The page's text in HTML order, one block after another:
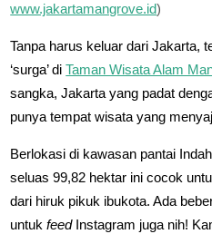
www.jakartamangrove.id)
Tanpa harus keluar dari Jakarta,
‘surga’ diTaman Wisata Alam
sangka, Jakarta yang padat
punya tempat wisata yang
Berlokasi di kawasan pantai
seluas 99,82 hektar ini cocok
dari hiruk pikuk ibukota. Ada
untukfeedInstagram juga nih!